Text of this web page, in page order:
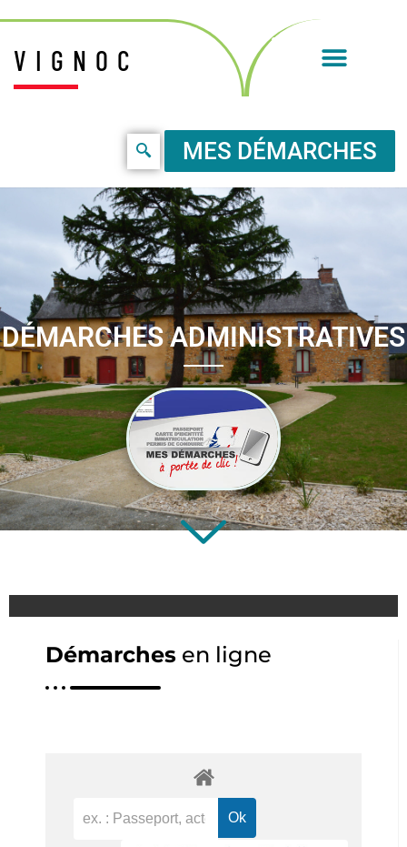
VIGNOC
MES DÉMARCHES
DÉMARCHES ADMINISTRATIVES
Démarches en ligne